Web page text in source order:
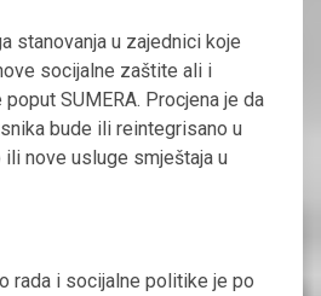
stanovanja u zajednici koje
socijalne zaštite ali i
SUMERA. Procjena je da
bude ili reintegrisano u
nove usluge smještaja u
rada i socijalne politike je po